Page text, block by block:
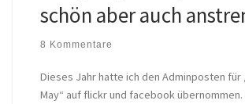
schön aber auch
8 Kommentare
Dieses Jahr hatte ich den Adminposten für
May“ auf flickr und facebook übernommen.